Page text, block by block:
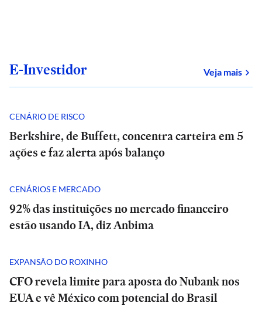
E-Investidor Veja mais
CENÁRIO DE RISCO
Berkshire, de Buffett, concentra carteira em 5
ações e faz alerta após balanço
CENÁRIOS E MERCADO
92% das instituições no mercado financeiro
estão usando IA, diz Anbima
EXPANSÃO DO ROXINHO
CFO revela limite para aposta do Nubank nos
EUA e vê México com potencial do Brasil